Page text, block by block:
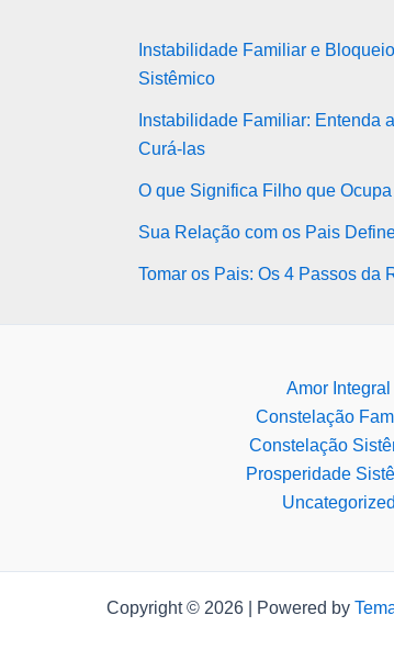
Instabilidade Familiar e
Sistêmico
Instabilidade Familiar: Entenda
Curá-las
O que Significa Filho que
Sua Relação com os Pais
Tomar os Pais: Os 4 Passos da
Amor Integral
Constelação
Constelação
Prosperidade
Uncategorized
Copyright © 2026 | Powered by